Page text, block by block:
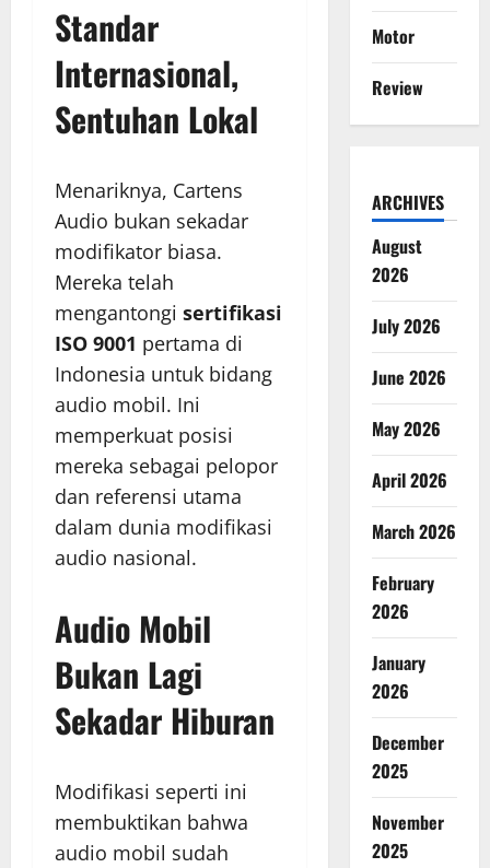
Standar
Internasional,
Sentuhan Lokal
Menariknya, Cartens
Audio bukan sekadar
modifikator biasa.
Mereka telah
mengantongi sertifikasi
ISO 9001 pertama di
Indonesia untuk bidang
audio mobil. Ini
memperkuat posisi
mereka sebagai pelopor
dan referensi utama
dalam dunia modifikasi
audio nasional.
Audio Mobil
Bukan Lagi
Sekadar Hiburan
Modifikasi seperti ini
membuktikan bahwa
audio mobil sudah
Motor
Review
ARCHIVES
August
2026
July 2026
June 2026
May 2026
April 2026
March 2026
February
2026
January
2026
December
2025
November
2025